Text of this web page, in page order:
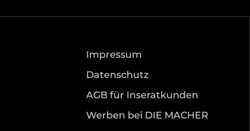
Impressum
Datenschutz
AGB für Inseratkunden
Werben bei DIE MACHER